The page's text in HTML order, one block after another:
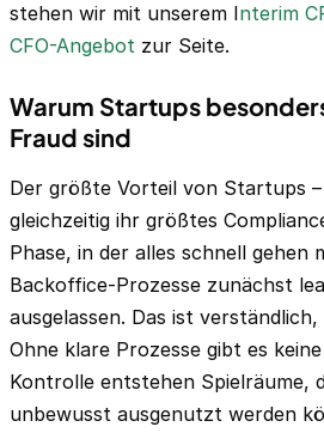
stehen wir mit unserem Interim
CFO-Angebot zur Seite.
Warum Startups
Fraud sind
Der größte Vorteil von Startups
gleichzeitig ihr größtes
Phase, in der alles schnell gehen
Backoffice-Prozesse zunächst
ausgelassen. Das ist
Ohne klare Prozesse gibt es
Kontrolle entstehen Spielräume,
unbewusst ausgenutzt werden